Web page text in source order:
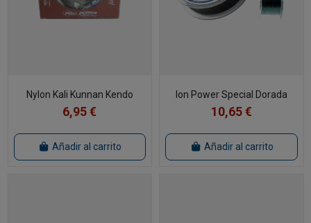
Nylon Kali Kunnan Kendo
6,95 €
Añadir al carrito
Ion Power Special Dorada
10,65 €
Añadir al carrito